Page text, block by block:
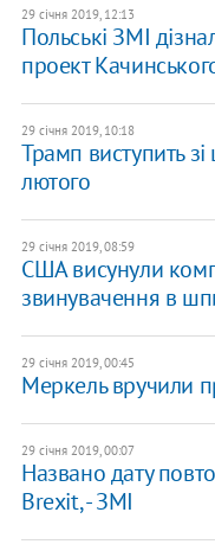
29 січня 2019, 12:13
Польські ЗМІ
проект
29 січня 2019, 10:18
Трамп виступить
лютого
29 січня 2019, 08:59
США висунули
звинувачення в
29 січня 2019, 00:45
Меркель вручили
29 січня 2019, 00:07
Названо дату
Brexit, - ЗМІ